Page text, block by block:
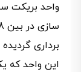
واحد بریکت
برداری
این واحد که